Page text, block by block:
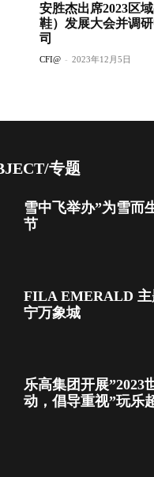
安胜杰出席2023区
鞋）发展大会并调
司
CFI@ - 2023年12月5日
专题
雪中飞举办”为雪而
节
FILA EMERALD 主
宁万象城
乐高集团开展”2023
动，倡导重视”玩乐